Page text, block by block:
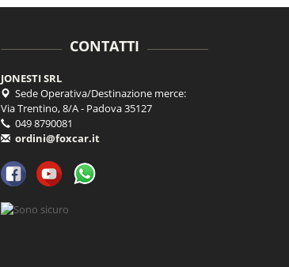
CONTATTI
JONESTI SRL
Sede Operativa/Destinazione merce:
Via Trentino, 8/A - Padova 35127
049 8790081
ordini@foxcar.it